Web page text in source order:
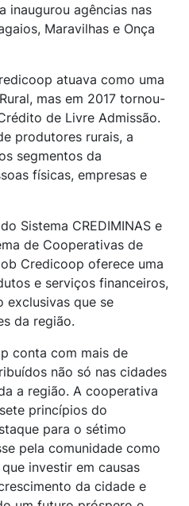
inaugurou agências nas
Maravilhas e Onça
atuava como uma
mas em 2017 tornou-
de Livre Admissão.
produtores rurais, a
segmentos da
físicas, empresas e
Sistema CREDIMINAS e
de Cooperativas de
Credicoop oferece uma
e serviços financeiros,
exclusivas que se
da região.
conta com mais de
não só nas cidades
a região. A cooperativa
princípios do
para o sétimo
pela comunidade como
investir em causas
da cidade e